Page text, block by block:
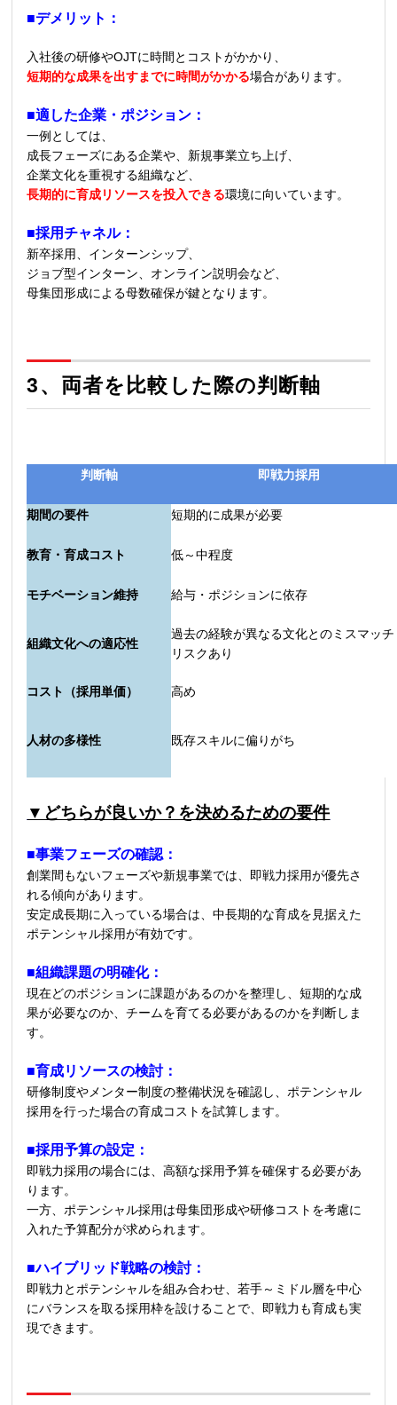
■デメリット：
入社後の研修やOJTに時間とコストがかかり、
短期的な成果を出すまでに時間がかかる場合があります。
■適した企業・ポジション：
一例としては、
成長フェーズにある企業や、新規事業立ち上げ、
企業文化を重視する組織など、
長期的に育成リソースを投入できる環境に向いています。
■採用チャネル：
新卒採用、インターンシップ、
ジョブ型インターン、オンライン説明会など、
母集団形成による母数確保が鍵となります。
3、 両者を比較した際の判断軸
判断軸 即戦力採用
期間の要件 短期的に成果が必要
教育・育成コスト 低～中程度
モチベーション維持 給与・ポジションに依存
組織文化への適応性
過去の経験が異なる文化とのミスマッチ
リスクあり
コスト（採用単価） 高め
人材の多様性 既存スキルに偏りがち
▼どちらが良いか？を決めるための要件
■事業フェーズの確認：
創業間もないフェーズや新規事業では、即戦力採用が優先さ
れる傾向があります。
安定成長期に入っている場合は、中長期的な育成を見据えた
ポテンシャル採用が有効です。
■組織課題の明確化：
現在どのポジションに課題があるのかを整理し、短期的な成
果が必要なのか、チームを育てる必要があるのかを判断しま
す。
■育成リソースの検討：
研修制度やメンター制度の整備状況を確認し、ポテンシャル
採用を行った場合の育成コストを試算します。
■採用予算の設定：
即戦力採用の場合には、高額な採用予算を確保する必要があ
ります。
一方、ポテンシャル採用は母集団形成や研修コストを考慮に
入れた予算配分が求められます。
■ハイブリッド戦略の検討：
即戦力とポテンシャルを組み合わせ、若手～ミドル層を中心
にバランスを取る採用枠を設けることで、即戦力も育成も実
現できます。